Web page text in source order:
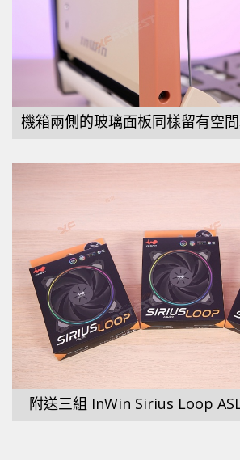
機箱兩側的玻璃面板同樣留有空
附送三組 InWin Sirius Loop